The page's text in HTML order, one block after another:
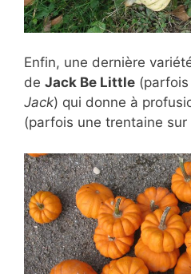
Enfin, une dernière
de Jack Be Little
Jack) qui donne à
(parfois une trentaine sur